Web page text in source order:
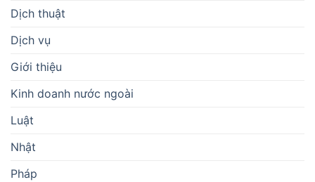
Dịch thuật
Dịch vụ
Giới thiệu
Kinh doanh nước ngoài
Luật
Nhật
Pháp